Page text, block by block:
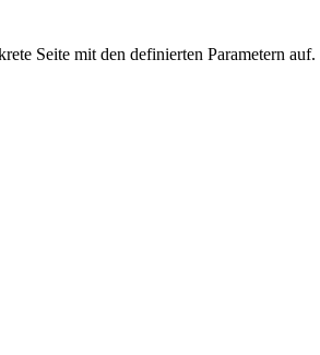
Seite mit den definierten Parametern auf.